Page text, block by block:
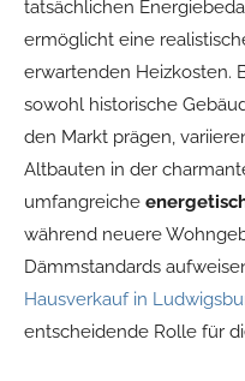
tatsächlichen
ermöglicht eine
erwartenden Heizkosten.
sowohl historische
den Markt prägen,
Altbauten in der
umfangreiche
während neuere
Dämmstandards
Hausverkauf in
entscheidende Rolle für